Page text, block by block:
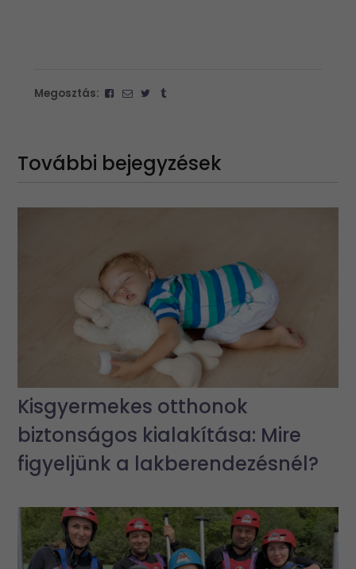
Megosztás:
További bejegyzések
Kisgyermekes otthonok
biztonságos kialakítása: Mire
figyeljünk a lakberendezésnél?